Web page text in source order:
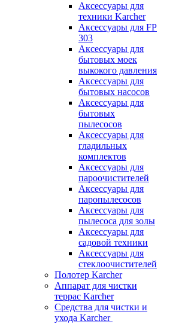
Аксессуары для
техники Karcher
Аксессуары для FP
303
Аксессуары для
бытовых моек
выкокого давления
Аксессуары для
бытовых насосов
Аксессуары для
бытовых
пылесосов
Аксессуары для
гладильных
комплектов
Аксессуары для
пароочистителей
Аксессуары для
паропылесосов
Аксессуары для
пылесоса для золы
Аксессуары для
садовой техники
Аксессуары для
стеклоочистителей
Полотер Karcher
Аппарат для чистки
террас Karcher
Средства для чистки и
ухода Karcher